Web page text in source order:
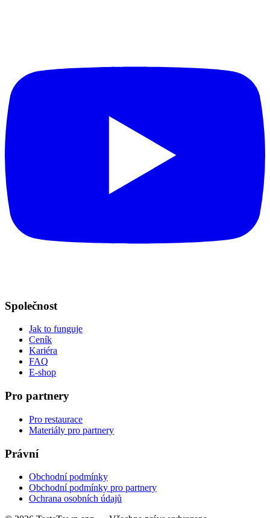
Společnost
Jak to funguje
Ceník
Kariéra
FAQ
E-shop
Pro partnery
Pro restaurace
Materiály pro partnery
Právní
Obchodní podmínky
Obchodní podmínky pro partnery
Ochrana osobních údajů